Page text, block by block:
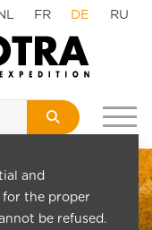
FR DE RU
and
for the proper
be refused.